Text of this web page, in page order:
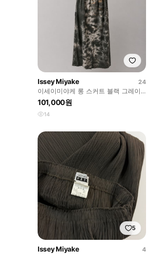
Issey Miyake
24
이세이미야케 롱 스커트 블랙 그레이
타이다이 패턴 디테일 플레어핏
101,000원
14
5
Issey Miyake
4